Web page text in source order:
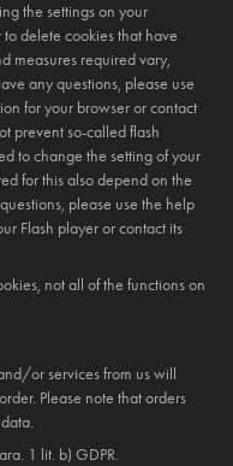
the settings on your
delete cookies that have
measures required vary,
any questions, please use
for your browser or contact
prevent so-called flash
to change the setting of your
for this also depend on the
please use the help
Flash player or contact its
not all of the functions on
or services from us will
Please note that orders
1 lit. b) GDPR.